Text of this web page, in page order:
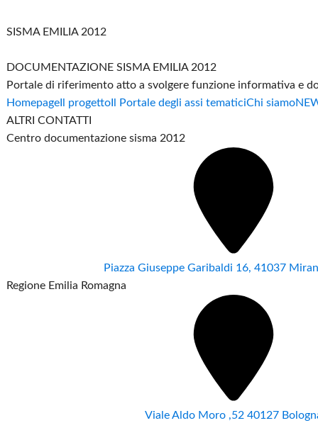
SISMA EMILIA 2012
DOCUMENTAZIONE SISMA EMILIA 2012
Portale di riferimento atto a svolgere funzione informativa e
HomepageIl progettoIl Portale degli assi tematiciChi siamo
ALTRI CONTATTI
Centro documentazione sisma 2012
Piazza Giuseppe Garibaldi 16, 41037
Regione Emilia Romagna
Viale Aldo Moro ,52 40127